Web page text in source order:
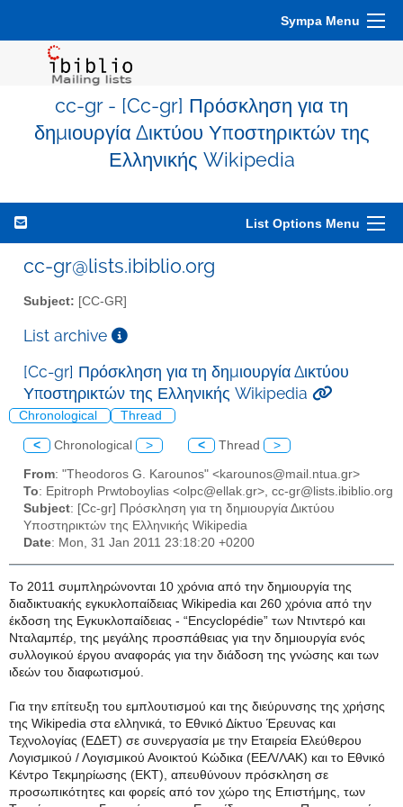
Sympa Menu
cc-gr - [Cc-gr] Πρόσκληση για τη
δημιουργία Δικτύου Υποστηρικτών της
Ελληνικής Wikipedia
List Options Menu
cc-gr@lists.ibiblio.org
Subject: [CC-GR]
List archive
[Cc-gr] Πρόσκληση για τη δημιουργία Δικτύου
Υποστηρικτών της Ελληνικής Wikipedia
Chronological Thread
< Chronological > < Thread >
From: "Theodoros G. Karounos" <karounos@mail.ntua.gr>
To: Epitroph Prwtoboylias <olpc@ellak.gr>, cc-gr@lists.ibiblio.org
Subject: [Cc-gr] Πρόσκληση για τη δημιουργία Δικτύου
Υποστηρικτών της Ελληνικής Wikipedia
Date: Mon, 31 Jan 2011 23:18:20 +0200
Το 2011 συμπληρώνονται 10 χρόνια από την δημιουργία της
διαδικτυακής εγκυκλοπαίδειας Wikipedia και 260 χρόνια από την
έκδοση της Εγκυκλοπαίδειας - “Encyclopédie” των Ντιντερό και
Νταλαμπέρ, της μεγάλης προσπάθειας για την δημιουργία ενός
συλλογικού έργου αναφοράς για την διάδοση της γνώσης και των
ιδεών του διαφωτισμού.
Για την επίτευξη του εμπλουτισμού και της διεύρυνσης της χρήσης
της Wikipedia στα ελληνικά, το Εθνικό Δίκτυο Έρευνας και
Τεχνολογίας (ΕΔΕΤ) σε συνεργασία με την Εταιρεία Ελεύθερου
Λογισμικού / Λογισμικού Ανοικτού Κώδικα (ΕΕΛ/ΛΑΚ) και το Εθνικό
Κέντρο Τεκμηρίωσης (ΕΚΤ), απευθύνουν πρόσκληση σε
προσωπικότητες και φορείς από τον χώρο της Επιστήμης, των